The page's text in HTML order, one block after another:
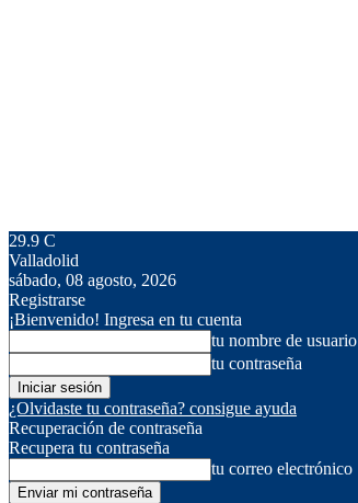
29.9 C
Valladolid
sábado, 08 agosto, 2026
Registrarse
¡Bienvenido! Ingresa en tu cuenta
tu nombre de usuario
tu contraseña
¿Olvidaste tu contraseña? consigue ayuda
Recuperación de contraseña
Recupera tu contraseña
tu correo electrónico